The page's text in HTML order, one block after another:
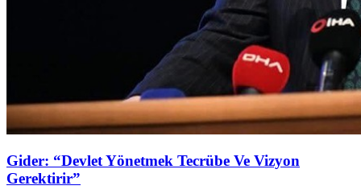
Gider: “Devlet Yönetmek Tecrübe Ve Vizyon
Gerektirir”